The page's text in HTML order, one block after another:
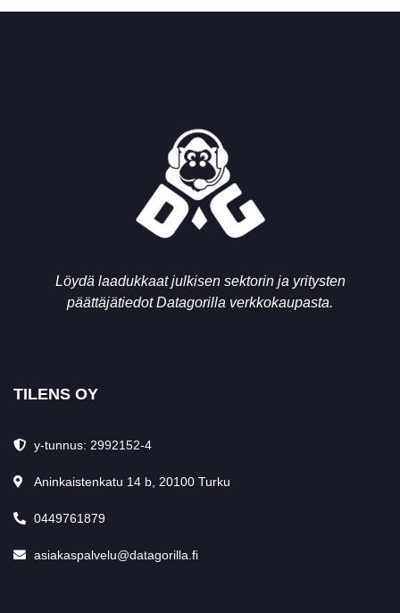
Löydä laadukkaat julkisen sektorin ja yritysten
päättäjätiedot Datagorilla verkkokaupasta.
TILENS OY
y-tunnus: 2992152-4
Aninkaistenkatu 14 b, 20100 Turku
0449761879
asiakaspalvelu@datagorilla.fi